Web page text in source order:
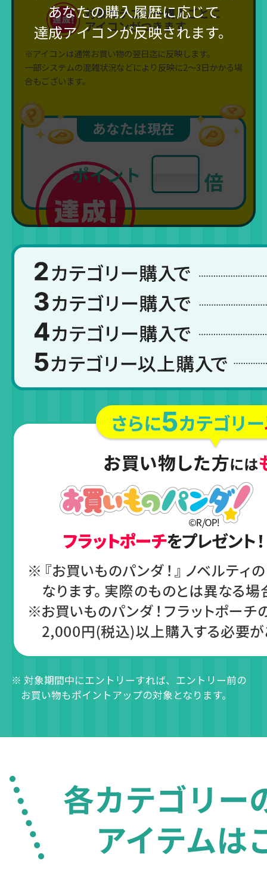
あなたの購入履歴に応じて
達成アイコンが反映されます。
対象カテゴリー購入ごとに
アイコンがつきます
※アイコンは通常お買い物の翌日迄に反映します。
一部システムの混雑状況などにより反映に2～3日かかる場
合もございます。
あなたは現在
ポイント 倍
※ 対象期間中にエントリーすれば、エントリー前の
お買い物もポイントアップの対象となります。